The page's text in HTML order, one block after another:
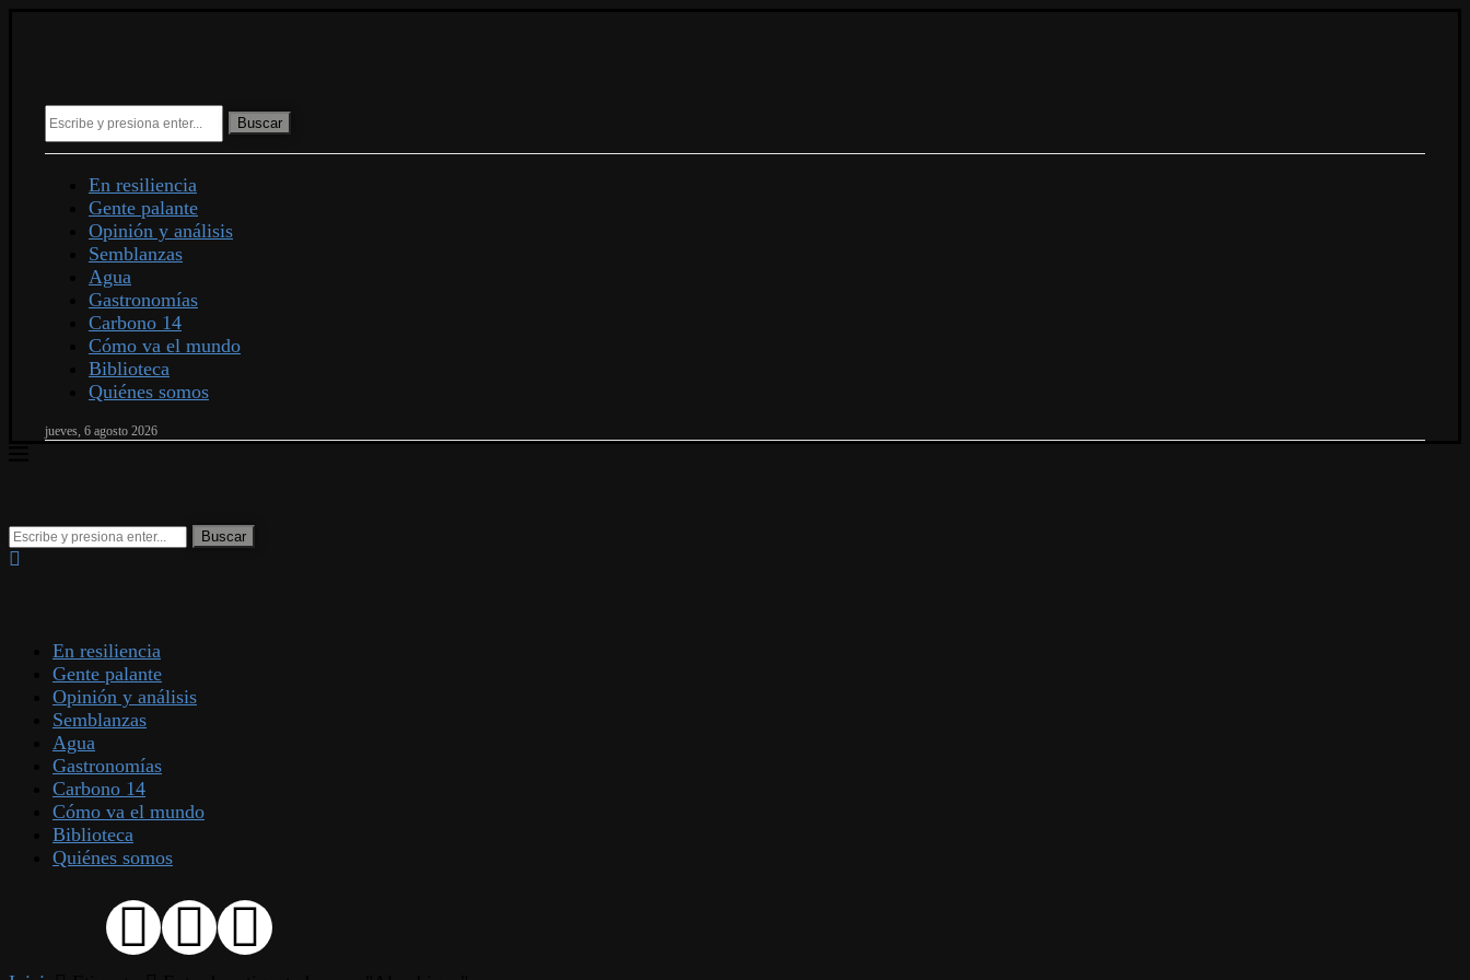
Buscar
En resiliencia
Gente palante
Opinión y análisis
Semblanzas
Agua
Gastronomías
Carbono 14
Cómo va el mundo
Biblioteca
Quiénes somos
jueves, 6 agosto 2026
En resiliencia
Gente palante
Opinión y análisis
Semblanzas
Agua
Gastronomías
Carbono 14
Cómo va el mundo
Biblioteca
Quiénes somos